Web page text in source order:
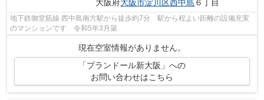
大阪府大阪市淀川区西中島 ６丁目
地下鉄御堂筋線 西中島南方駅から徒歩約7分 駅から程よい距離の設備充実
のマンションです 令和5年3月築
現在空室情報がありません。
「プランドール新大阪」への
お問い合わせはこちら